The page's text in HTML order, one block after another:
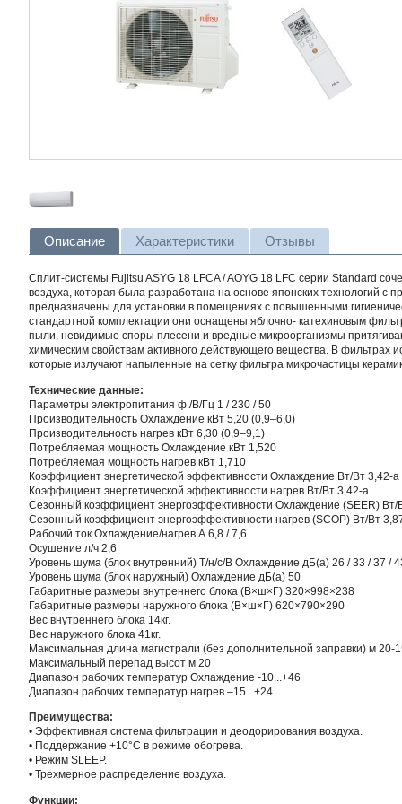
Описание Характеристики Отзывы
Сплит-системы Fujitsu ASYG 18 LFCA / AOYG 18 LFC серии Standard
воздуха, которая была разработана на основе японских технологий
предназначены для установки в помещениях с повышенными
стандартной комплектации они оснащены яблочно- катехиновым
пыли, невидимые споры плесени и вредные микроорганизмы
химическим свойствам активного действующего вещества. В
которые излучают напыленные на сетку фильтра микрочастицы
Технические данные:
Параметры электропитания ф./В/Гц 1 / 230 / 50
Производительность Охлаждение кВт 5,20 (0,9–6,0)
Производительность нагрев кВт 6,30 (0,9–9,1)
Потребляемая мощность Охлаждение кВт 1,520
Потребляемая мощность нагрев кВт 1,710
Коэффициент энергетической эффективности Охлаждение Вт/Вт 3,42-а
Коэффициент энергетической эффективности нагрев Вт/Вт 3,42-а
Сезонный коэффициент энергоэффективности Охлаждение (SEER) Вт/
Сезонный коэффициент энергоэффективности нагрев (SCOP) Вт/Вт
Рабочий ток Охлаждение/нагрев А 6,8 / 7,6
Осушение л/ч 2,6
Уровень шума (блок внутренний) Т/н/с/В Охлаждение дБ(а) 26 / 33 / 37 /
Уровень шума (блок наружный) Охлаждение дБ(а) 50
Габаритные размеры внутреннего блока (В×ш×Г) 320×998×238
Габаритные размеры наружного блока (В×ш×Г) 620×790×290
Вес внутреннего блока 14кг.
Вес наружного блока 41кг.
Максимальная длина магистрали (без дополнительной заправки) м 20-
Максимальный перепад высот м 20
Диапазон рабочих температур Охлаждение -10...+46
Диапазон рабочих температур нагрев –15...+24
Преимущества:
• Эффективная система фильтрации и деодорирования воздуха.
• Поддержание +10°С в режиме обогрева.
• Режим SLEEP.
• Трехмерное распределение воздуха.
Функции: